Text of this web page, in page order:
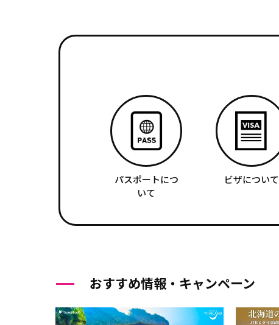
パスポートにつ
いて
ビザについて
おすすめ情報・キャンペーン